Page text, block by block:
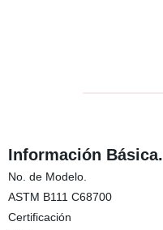
Información Básica.
No. de Modelo.
ASTM B111 C68700
Certificación